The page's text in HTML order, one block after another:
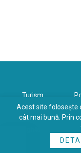
Turism
Copyrights © 2026 All
Acest site folosește
cât mai bună. Prin